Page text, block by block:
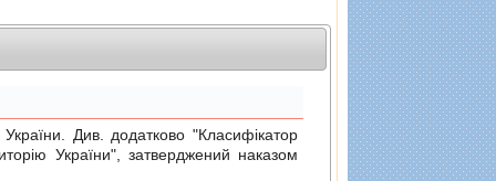
Див. додатково "Класифiкатор
України", затверджений наказом